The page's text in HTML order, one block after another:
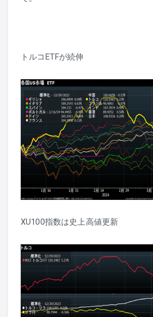
トルコETFが続伸
XU100指数は史上高値更新